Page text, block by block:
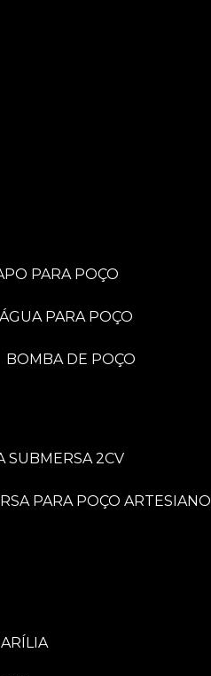
PARA POÇO
PARA POÇO
BOMBA DE POÇO
SUBMERSA 2CV
PARA POÇO ARTESIANO